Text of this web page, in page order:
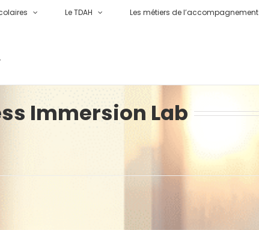
Le TDAH Les métiers de l’accompagnement
Immersion Lab